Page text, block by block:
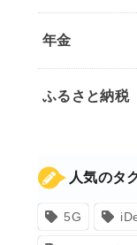
年金
ふるさと納税
人気のタ
5G